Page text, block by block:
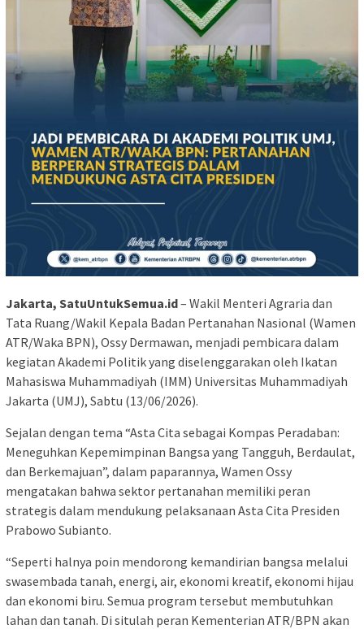
Jakarta, SatuUntukSemua.id– Wakil Menteri Agraria dan
Tata Ruang/Wakil Kepala Badan Pertanahan Nasional (Wamen
ATR/Waka BPN), Ossy Dermawan, menjadi pembicara dalam
kegiatan Akademi Politik yang diselenggarakan oleh Ikatan
Mahasiswa Muhammadiyah (IMM) Universitas Muhammadiyah
Jakarta (UMJ), Sabtu (13/06/2026).
Sejalan dengan tema “Asta Cita sebagai Kompas Peradaban:
Meneguhkan Kepemimpinan Bangsa yang Tangguh, Berdaulat,
dan Berkemajuan”, dalam paparannya, Wamen Ossy
mengatakan bahwa sektor pertanahan memiliki peran
strategis dalam mendukung pelaksanaan Asta Cita Presiden
Prabowo Subianto.
“Seperti halnya poin mendorong kemandirian bangsa melalui
swasembada tanah, energi, air, ekonomi kreatif, ekonomi hijau
dan ekonomi biru. Semua program tersebut membutuhkan
lahan dan tanah. Di situlah peran Kementerian ATR/BPN akan